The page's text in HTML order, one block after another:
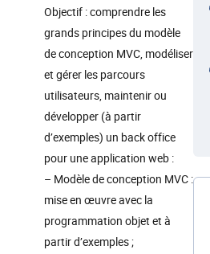
Objectif : comprendre les
grands principes du modèle
de conception MVC, modéliser
et gérer les parcours
utilisateurs, maintenir ou
développer (à partir
d’exemples) un back office
pour une application web :
– Modèle de conception MVC :
mise en œuvre avec la
programmation objet et à
partir d’exemples ;